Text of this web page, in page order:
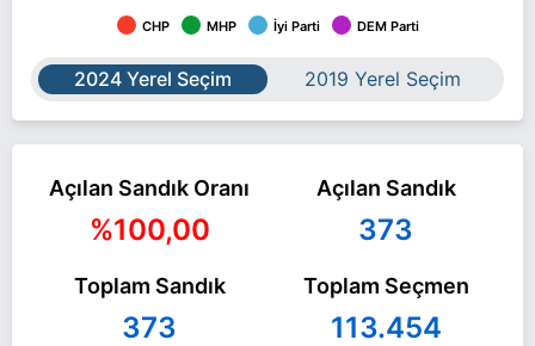
CHP MHP İyi Parti DEM Parti
2024 Yerel Seçim 2019 Yerel Seçim
Açılan Sandık Oranı
%100,00
Açılan Sandık
373
Toplam Sandık
373
Toplam Seçmen
113.454